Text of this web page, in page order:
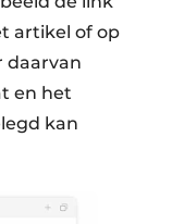
artikel of op
daarvan
en het
kan